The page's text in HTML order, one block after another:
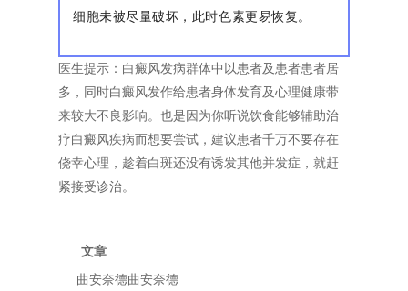
细胞未被尽量破坏，此时色素更易恢复。
医生提示：白癜风发病群体中以患者及患者患者居
多，同时白癜风发作给患者身体发育及心理健康带
来较大不良影响。也是因为你听说饮食能够辅助治
疗白癜风疾病而想要尝试，建议患者千万不要存在
侥幸心理，趁着白斑还没有诱发其他并发症，就赶
紧接受诊治。
文章
曲安奈德曲安奈德